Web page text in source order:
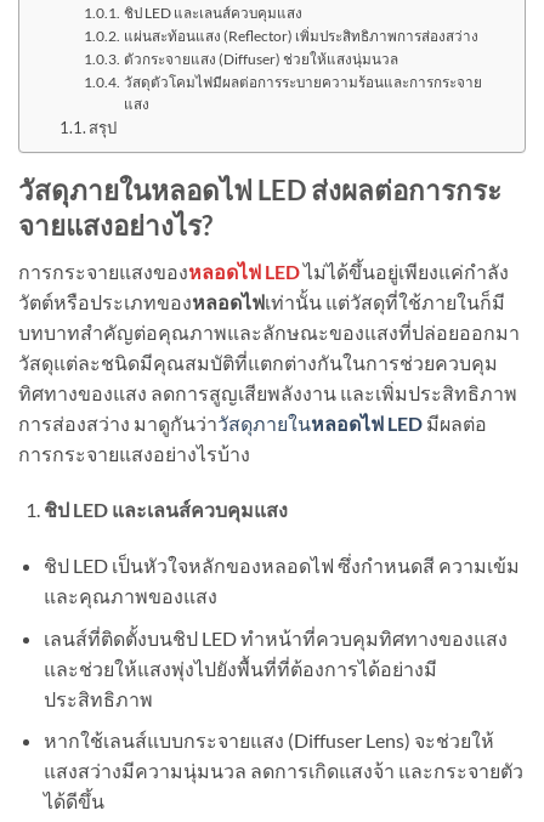
ชิป LED และเลนส์ควบคุมแสง
แผ่นสะท้อนแสง (Reflector) เพิ่มประสิทธิภาพการส่องสว่าง
ตัวกระจายแสง (Diffuser) ช่วยให้แสงนุ่มนวล
วัสดุตัวโคมไฟมีผลต่อการระบายความร้อนและการกระจาย
แสง
สรุป
วัสดุภายในหลอดไฟ LED ส่งผลต่อการกระ
จายแสงอย่างไร?
การกระจายแสงของหลอดไฟ LEDไม่ได้ขึ้นอยู่เพียงแค่กำลัง
วัตต์หรือประเภทของหลอดไฟเท่านั้น แต่วัสดุที่ใช้ภายในก็มี
บทบาทสำคัญต่อคุณภาพและลักษณะของแสงที่ปล่อยออกมา
วัสดุแต่ละชนิดมีคุณสมบัติที่แตกต่างกันในการช่วยควบคุม
ทิศทางของแสง ลดการสูญเสียพลังงาน และเพิ่มประสิทธิภาพ
การส่องสว่าง มาดูกันว่าวัสดุภายในหลอดไฟ LED มีผลต่อ
การกระจายแสงอย่างไรบ้าง
ชิป LED และเลนส์ควบคุมแสง
ชิป LED เป็นหัวใจหลักของหลอดไฟ ซึ่งกำหนดสี ความเข้ม
และคุณภาพของแสง
เลนส์ที่ติดตั้งบนชิป LED ทำหน้าที่ควบคุมทิศทางของแสง
และช่วยให้แสงพุ่งไปยังพื้นที่ที่ต้องการได้อย่างมี
ประสิทธิภาพ
หากใช้เลนส์แบบกระจายแสง (Diffuser Lens) จะช่วยให้
แสงสว่างมีความนุ่มนวล ลดการเกิดแสงจ้า และกระจายตัว
ได้ดีขึ้น